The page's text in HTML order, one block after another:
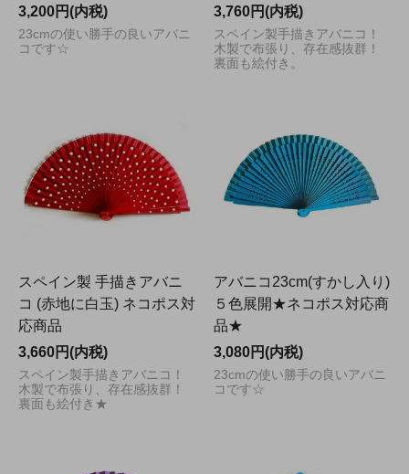
3,200円(内税)
23cmの使い勝手の良いアバニ
コです☆
3,760円(内税)
スペイン製手描きアバニコ！
木製で布張り、存在感抜群！
裏面も絵付き。
スペイン製 手描きアバニ
コ (赤地に白玉) ネコポス対
応商品
3,660円(内税)
スペイン製手描きアバニコ！
木製で布張り、存在感抜群！
裏面も絵付き★
アバニコ23cm(すかし入り)
５色展開★ネコポス対応商
品★
3,080円(内税)
23cmの使い勝手の良いアバニ
コです☆